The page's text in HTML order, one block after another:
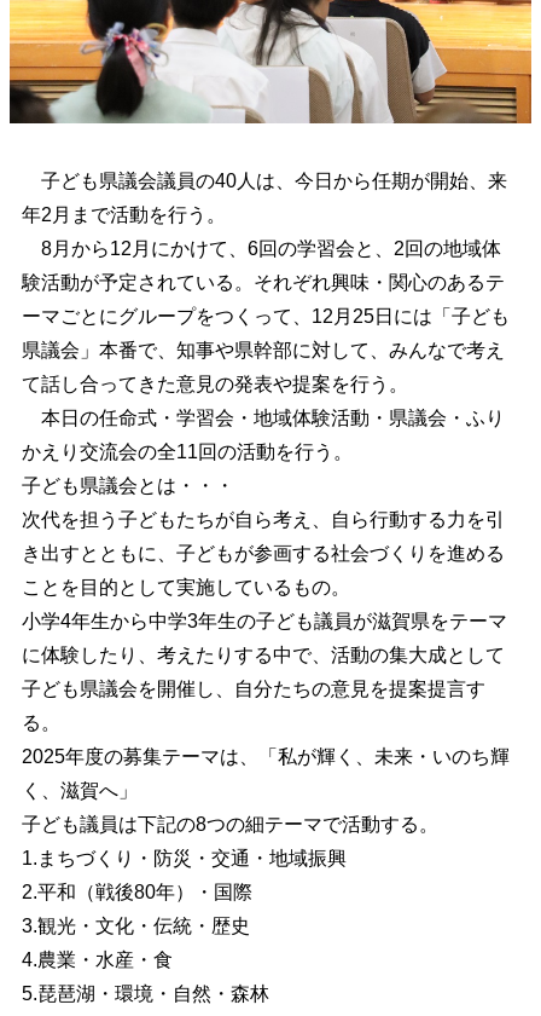
子ども県議会議員の40人は、今日から任期が開始、来
年2月まで活動を行う。
8月から12月にかけて、6回の学習会と、2回の地域体
験活動が予定されている。それぞれ興味・関心のあるテ
ーマごとにグループをつくって、12月25日には「子ども
県議会」本番で、知事や県幹部に対して、みんなで考え
て話し合ってきた意見の発表や提案を行う。
本日の任命式・学習会・地域体験活動・県議会・ふり
かえり交流会の全11回の活動を行う。
子ども県議会とは・・・
次代を担う子どもたちが自ら考え、自ら行動する力を引
き出すとともに、子どもが参画する社会づくりを進める
ことを目的として実施しているもの。
小学4年生から中学3年生の子ども議員が滋賀県をテーマ
に体験したり、考えたりする中で、活動の集大成として
子ども県議会を開催し、自分たちの意見を提案提言す
る。
2025年度の募集テーマは、「私が輝く、未来・いのち輝
く、滋賀へ」
子ども議員は下記の8つの細テーマで活動する。
1.まちづくり・防災・交通・地域振興
2.平和（戦後80年）・国際
3.観光・文化・伝統・歴史
4.農業・水産・食
5.琵琶湖・環境・自然・森林